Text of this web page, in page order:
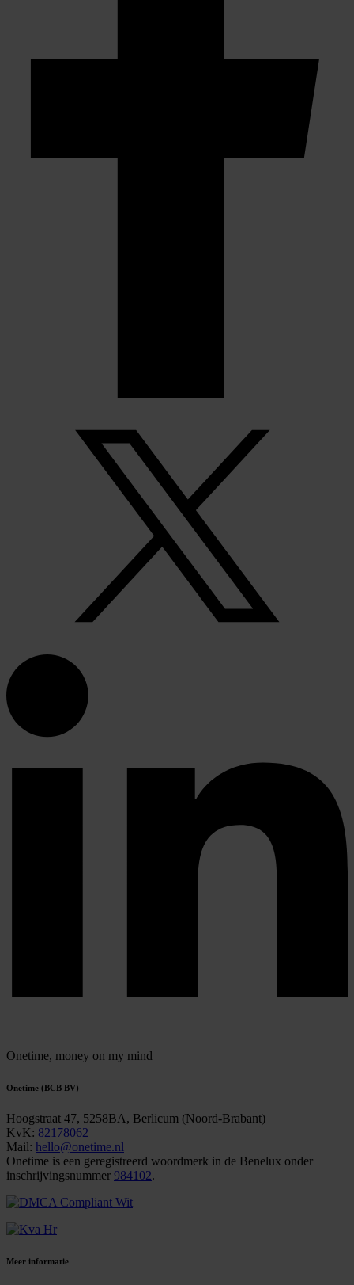
Onetime, money on my mind
Onetime (BCB BV)
Hoogstraat 47, 5258BA, Berlicum (Noord-Brabant)
KvK: 82178062
Mail: hello@onetime.nl
Onetime is een geregistreerd woordmerk in de Benelux onder
inschrijvingsnummer 984102.
Meer informatie